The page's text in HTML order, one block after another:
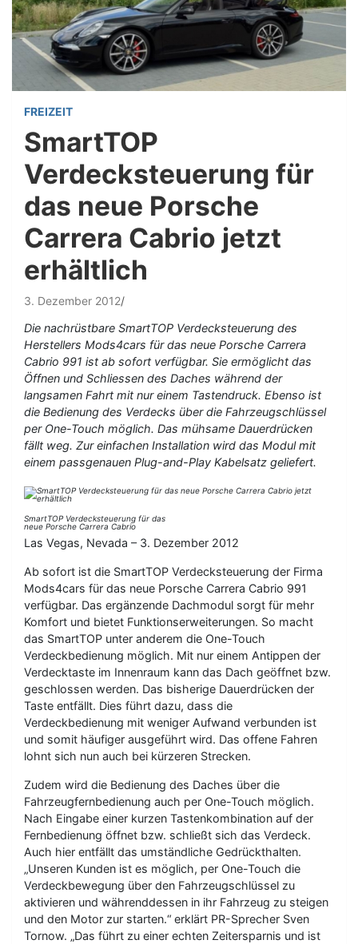
FREIZEIT
SmartTOP
Verdecksteuerung für
das neue Porsche
Carrera Cabrio jetzt
erhältlich
3. Dezember 2012
Die nachrüstbare SmartTOP Verdecksteuerung des
Herstellers Mods4cars für das neue Porsche Carrera
Cabrio 991 ist ab sofort verfügbar. Sie ermöglicht das
Öffnen und Schliessen des Daches während der
langsamen Fahrt mit nur einem Tastendruck. Ebenso ist
die Bedienung des Verdecks über die Fahrzeugschlüssel
per One-Touch möglich. Das mühsame Dauerdrücken
fällt weg. Zur einfachen Installation wird das Modul mit
einem passgenauen Plug-and-Play Kabelsatz geliefert.
SmartTOP Verdecksteuerung für das
neue Porsche Carrera Cabrio
Las Vegas, Nevada – 3. Dezember 2012
Ab sofort ist die SmartTOP Verdecksteuerung der Firma
Mods4cars für das neue Porsche Carrera Cabrio 991
verfügbar. Das ergänzende Dachmodul sorgt für mehr
Komfort und bietet Funktionserweiterungen. So macht
das SmartTOP unter anderem die One-Touch
Verdeckbedienung möglich. Mit nur einem Antippen der
Verdecktaste im Innenraum kann das Dach geöffnet bzw.
geschlossen werden. Das bisherige Dauerdrücken der
Taste entfällt. Dies führt dazu, dass die
Verdeckbedienung mit weniger Aufwand verbunden ist
und somit häufiger ausgeführt wird. Das offene Fahren
lohnt sich nun auch bei kürzeren Strecken.
Zudem wird die Bedienung des Daches über die
Fahrzeugfernbedienung auch per One-Touch möglich.
Nach Eingabe einer kurzen Tastenkombination auf der
Fernbedienung öffnet bzw. schließt sich das Verdeck.
Auch hier entfällt das umständliche Gedrückthalten.
„Unseren Kunden ist es möglich, per One-Touch die
Verdeckbewegung über den Fahrzeugschlüssel zu
aktivieren und währenddessen in ihr Fahrzeug zu steigen
und den Motor zur starten.“ erklärt PR-Sprecher Sven
Tornow. „Das führt zu einer echten Zeitersparnis und ist